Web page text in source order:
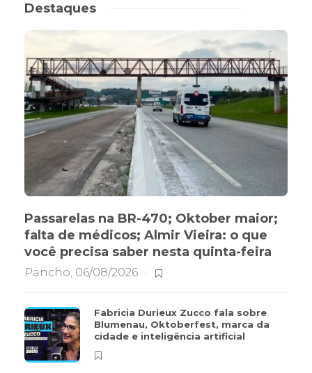
Destaques
Passarelas na BR-470; Oktober maior;
falta de médicos; Almir Vieira: o que
você precisa saber nesta quinta-feira
Pancho, 06/08/2026
Fabricia Durieux Zucco fala sobre
Blumenau, Oktoberfest, marca da
cidade e inteligência artificial